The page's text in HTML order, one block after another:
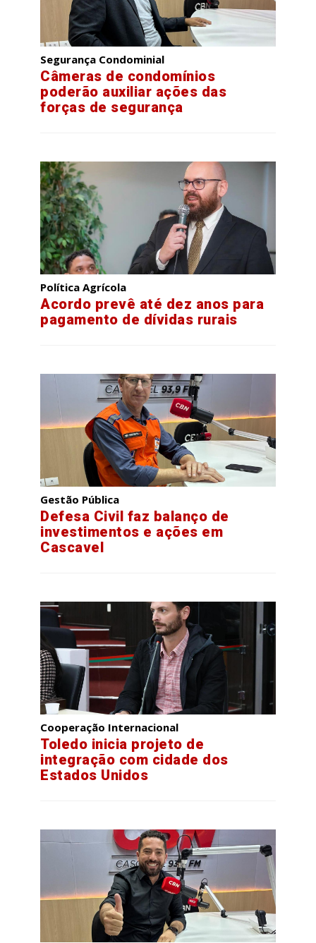
Segurança Condominial
Câmeras de condomínios
poderão auxiliar ações das
forças de segurança
Política Agrícola
Acordo prevê até dez anos para
pagamento de dívidas rurais
Gestão Pública
Defesa Civil faz balanço de
investimentos e ações em
Cascavel
Cooperação Internacional
Toledo inicia projeto de
integração com cidade dos
Estados Unidos